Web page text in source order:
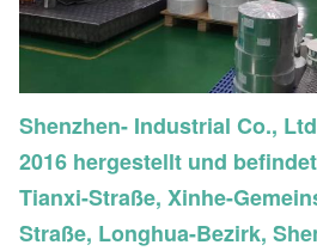
Shenzhen- Industrial Co.,
2016 hergestellt und
Tianxi-Straße, Xinhe-
Straße, Longhua-Bezirk,